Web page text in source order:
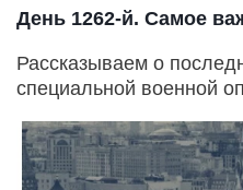
День 1262-й. Самое
Рассказываем о
специальной военной